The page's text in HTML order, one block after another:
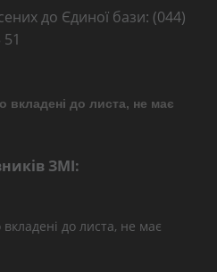
до Єдиної бази: (044)
вкладені до листа, не має
ЗМІ:
до листа, не має